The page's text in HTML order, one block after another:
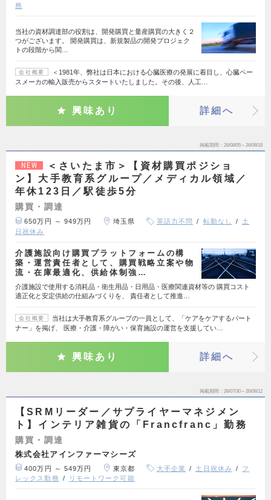
務
当社の資材調達部の役割は、開発購買と量産購買の大きく２
つがございます。 開発購買は、新規製品の開発プロジェク
トの段階から関…
会社概要
＜1981年、弊社は日本における心臓医療の発展に着目し、心臓ペー
スメーカの輸入販売からスタートいたしました。その後、人工…
興味あり 詳細へ
掲載期間 26/08/05～26/08/18
NEW
＜さいたま市＞【資材購買ポジショ
ン】大手教育系グループ／メディカル領域／
年休123日／駅徒歩5分
購買・調達
650万円 ～ 949万円 埼玉県 英語力不問 転勤なし
土
日祝休み
介護施設向け購買プラットフォームの構
築・運営責任者として、購買戦略立案や物
流・在庫最適化、供給体制強…
介護施設で使用する消耗品・衛生用品・日用品・医療関連資材等の 購買コスト
適正化と安定供給の仕組みづくりを、 責任者として推進…
会社概要
当社は大手教育系グループの一員として、「ケアをケアするパート
ナー」を掲げ、 医療・介護・障がい・保育施設の運営を支援してい…
興味あり 詳細へ
掲載期間 26/07/30～26/08/12
【SRMリーダー／サプライヤーマネジメン
ト】インテリア雑貨の「Francfranc」勤務
購買・調達
株式会社アインファーマシーズ
400万円 ～ 549万円 東京都 大手企業 土日祝休み
フ
レックス勤務
リモートワーク可能